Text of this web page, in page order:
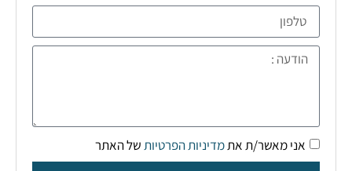
אני מאשר/ת אתמדיניות הפרטיותשל האתר